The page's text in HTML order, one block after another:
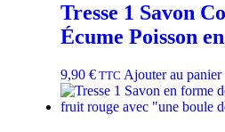
Tresse 1 Savon
Écume Poisson
9,90 € TTC Ajouter au panier